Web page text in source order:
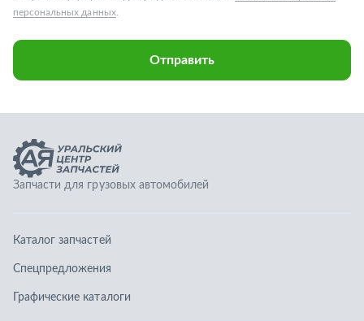
Каталог запчастей
Спецпредложения
О компании
Контакты
Доставка и оплата